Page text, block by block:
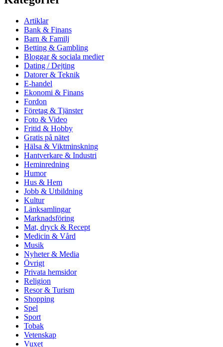
Artiklar
Bank & Finans
Barn & Familj
Betting & Gambling
Bloggar & sociala medier
Dating / Dejting
Datorer & Teknik
E-handel
Ekonomi & Finans
Fordon
Företag & Tjänster
Foto & Video
Fritid & Hobby
Gratis på nätet
Hälsa & Viktminskning
Hantverkare & Industri
Heminredning
Humor
Hus & Hem
Jobb & Utbildning
Kultur
Länksamlingar
Marknadsföring
Mat, dryck & Recept
Medicin & Vård
Musik
Nyheter & Media
Övrigt
Privata hemsidor
Religion
Resor & Turism
Shopping
Spel
Sport
Tobak
Vetenskap
Vuxet